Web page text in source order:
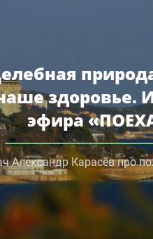
здоровье.
эфира
Александр Карасёв про